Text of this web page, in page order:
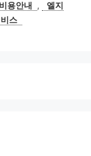
용안내 ,
엘지
스